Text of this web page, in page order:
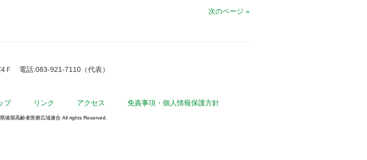
次のページ »
電話:083-921-7110（代表）
プ リンク アクセス 免責事項・個人情報保護方針
後期高齢者医療広域連合 All rights Reserved.